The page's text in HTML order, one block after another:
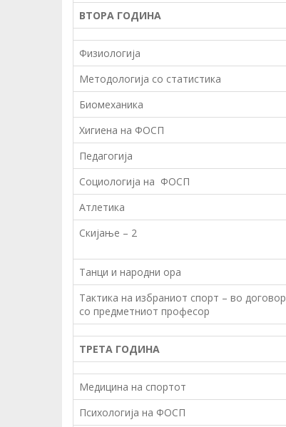
ВТОРА ГОДИНА
Физиологија
Методологија со статистика
Биомеханика
Хигиена на ФОСП
Педагогија
Социологија на ФОСП
Атлетика
Скијање – 2
Танци и народни ора
Тактика на избраниот спорт – во договор
со предметниот професор
ТРЕТА ГОДИНА
Медицина на спортот
Психологија на ФОСП